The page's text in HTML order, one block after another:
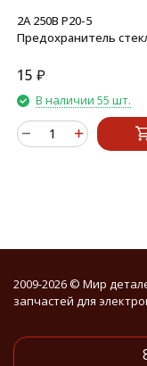
2А 250В P20-5
Предохранитель
15 ₽
В наличии 55 шт.
2009-2026 © Мир
запчастей для